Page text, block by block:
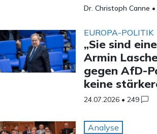
Dr. Christoph Canne
EUROPA-POLITIK
„Sie sind
Armin
gegen AfD-
keine
24.07.2026 •249
Analyse